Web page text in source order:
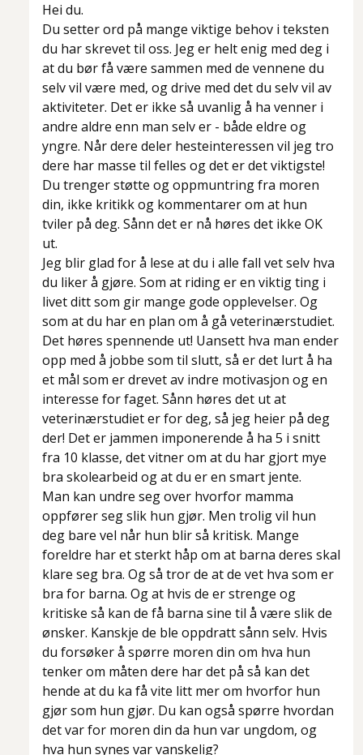
Hei du.
Du setter ord på mange viktige behov i teksten
du har skrevet til oss. Jeg er helt enig med deg i
at du bør få være sammen med de vennene du
selv vil være med, og drive med det du selv vil av
aktiviteter. Det er ikke så uvanlig å ha venner i
andre aldre enn man selv er - både eldre og
yngre. Når dere deler hesteinteressen vil jeg tro
dere har masse til felles og det er det viktigste!
Du trenger støtte og oppmuntring fra moren
din, ikke kritikk og kommentarer om at hun
tviler på deg. Sånn det er nå høres det ikke OK
ut.
Jeg blir glad for å lese at du i alle fall vet selv hva
du liker å gjøre. Som at riding er en viktig ting i
livet ditt som gir mange gode opplevelser. Og
som at du har en plan om å gå veterinærstudiet.
Det høres spennende ut! Uansett hva man ender
opp med å jobbe som til slutt, så er det lurt å ha
et mål som er drevet av indre motivasjon og en
interesse for faget. Sånn høres det ut at
veterinærstudiet er for deg, så jeg heier på deg
der! Det er jammen imponerende å ha 5 i snitt
fra 10 klasse, det vitner om at du har gjort mye
bra skolearbeid og at du er en smart jente.
Man kan undre seg over hvorfor mamma
oppfører seg slik hun gjør. Men trolig vil hun
deg bare vel når hun blir så kritisk. Mange
foreldre har et sterkt håp om at barna deres skal
klare seg bra. Og så tror de at de vet hva som er
bra for barna. Og at hvis de er strenge og
kritiske så kan de få barna sine til å være slik de
ønsker. Kanskje de ble oppdratt sånn selv. Hvis
du forsøker å spørre moren din om hva hun
tenker om måten dere har det på så kan det
hende at du ka få vite litt mer om hvorfor hun
gjør som hun gjør. Du kan også spørre hvordan
det var for moren din da hun var ungdom, og
hva hun synes var vanskelig?